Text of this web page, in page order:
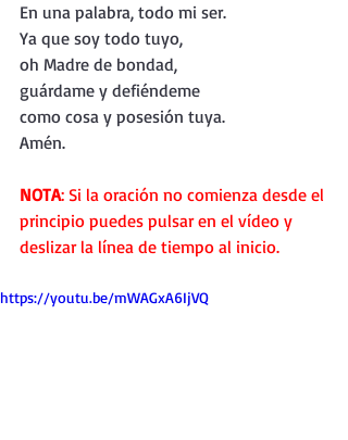
En una palabra, todo mi ser.
Ya que soy todo tuyo,
oh Madre de bondad,
guárdame y defiéndeme
como cosa y posesión tuya.
Amén.
NOTA: Si la oración no comienza desde el
principio puedes pulsar en el vídeo y
deslizar la línea de tiempo al inicio.
https://youtu.be/mWAGxA6IjVQ